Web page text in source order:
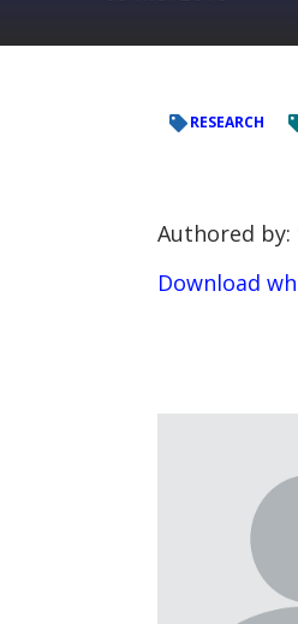
RESEARCH
Authored
Download